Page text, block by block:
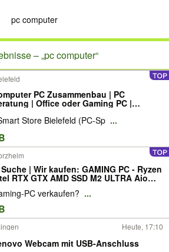
–„pc computer“
PC Zusammenbau | PC
| Office oder Gaming PC |
| Microsoft, Windows, Intel, AMD,
MSI, Asus, BeQuiet!, NZXT etc.
MONTAGE/INSTALLATION
Store Bielefeld (PC-Sp ...
Suche | Wir kaufen: GAMING PC - Ryzen
RTX GTX AMD SSD M2 ULTRA Aio
Z590 Z690 DDR5 DDR4 RAM 9070 XT
5090 4090 4080 4070 Computer HIGH
ANKAUF X3D
PC verkaufen? ...
Heute, 17:10
Webcam mit USB-Anschluss